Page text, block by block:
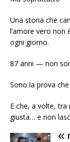
Una storia che
l’amore vero non
ogni giorno.
87 anni — non
Sono la prova
E che, a volte,
giusta… e non